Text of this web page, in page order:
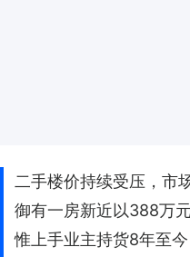
二手楼价持续受压，市
御有一房新近以388万
惟上手业主持货8年至